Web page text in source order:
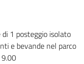
di 1 posteggio isolato
e bevande nel parco